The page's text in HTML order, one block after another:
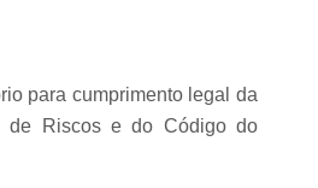
para cumprimento legal da
de Riscos e do Código do